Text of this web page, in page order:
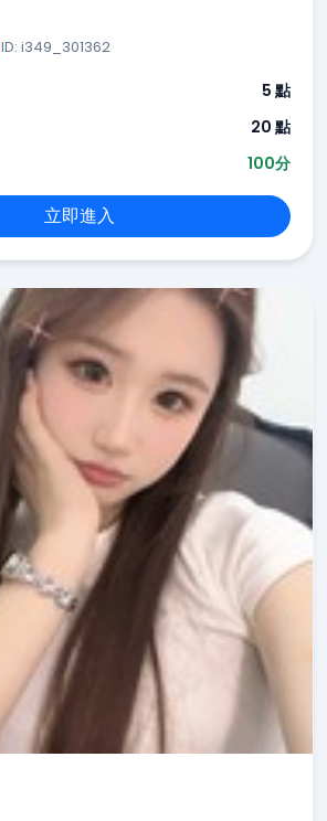
ID: i349_301362
5 點
20 點
100分
立即進入